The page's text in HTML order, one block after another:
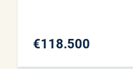
€118.500